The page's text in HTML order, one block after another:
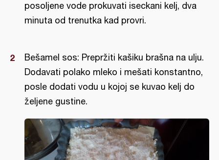
posoljene vode prokuvati iseckani kelj, dva
minuta od trenutka kad provri.
Bešamel sos: Prepržiti kašiku brašna na ulju.
Dodavati polako mleko i mešati konstantno,
posle dodati vodu u kojoj se kuvao kelj do
željene gustine.